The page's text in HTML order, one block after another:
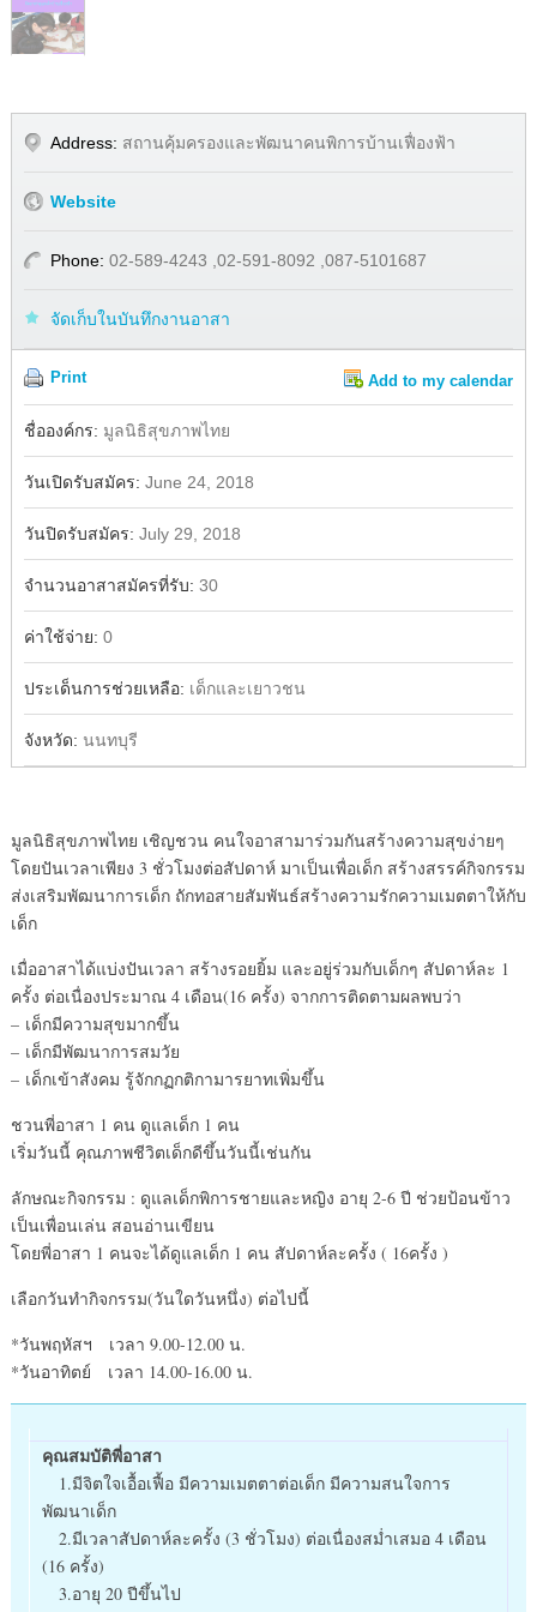
Address: สถานคุ้มครองและพัฒนาคนพิการบ้านเฟื่องฟ้า
Website
Phone: 02-589-4243 ,02-591-8092 ,087-5101687
จัดเก็บในบันทึกงานอาสา
Print Add to my calendar
Facebook
ชื่อองค์กร: มูลนิธิสุขภาพไทย
วันเปิดรับสมัคร: June 24, 2018
วันปิดรับสมัคร: July 29, 2018
จำนวนอาสาสมัครที่รับ: 30
ค่าใช้จ่าย: 0
ประเด็นการช่วยเหลือ: เด็กและเยาวชน
จังหวัด: นนทบุรี
มูลนิธิสุขภาพไทย เชิญชวน คนใจอาสามาร่วมกันสร้างความสุขง่ายๆ
โดยปันเวลาเพียง 3 ชั่วโมงต่อสัปดาห์ มาเป็นเพื่อเด็ก สร้างสรรค์กิจกรรม
ส่งเสริมพัฒนาการเด็ก ถักทอสายสัมพันธ์สร้างความรักความเมตตาให้กับ
เด็ก
เมื่ออาสาได้แบ่งปันเวลา สร้างรอยยิ้ม และอยู่ร่วมกับเด็กๆ สัปดาห์ละ 1
ครั้ง ต่อเนื่องประมาณ 4 เดือน(16 ครั้ง) จากการติดตามผลพบว่า
– เด็กมีความสุขมากขึ้น
– เด็กมีพัฒนาการสมวัย
– เด็กเข้าสังคม รู้จักกฏกติกามารยาทเพิ่มขึ้น
ชวนพี่อาสา 1 คน ดูแลเด็ก 1 คน
เริ่มวันนี้ คุณภาพชีวิตเด็กดีขึ้นวันนี้เช่นกัน
ลักษณะกิจกรรม : ดูแลเด็กพิการชายและหญิง อายุ 2-6 ปี ช่วยป้อนข้าว
เป็นเพื่อนเล่น สอนอ่านเขียน
โดยพี่อาสา 1 คนจะได้ดูแลเด็ก 1 คน สัปดาห์ละครั้ง ( 16ครั้ง )
เลือกวันทำกิจกรรม(วันใดวันหนึ่ง) ต่อไปนี้
*วันพฤหัสฯ เวลา 9.00-12.00 น.
*วันอาทิตย์ เวลา 14.00-16.00 น.
คุณสมบัติพี่อาสา
1.มีจิตใจเอื้อเฟื้อ มีความเมตตาต่อเด็ก มีความสนใจการ
พัฒนาเด็ก
2.มีเวลาสัปดาห์ละครั้ง (3 ชั่วโมง) ต่อเนื่องสม่ำเสมอ 4 เดือน
(16 ครั้ง)
3.อายุ 20 ปีขึ้นไป